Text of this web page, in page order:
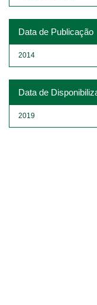
Data de Publicação
2014
Data de
2019